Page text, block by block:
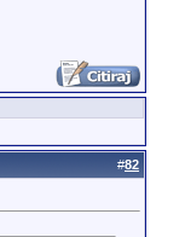
#82